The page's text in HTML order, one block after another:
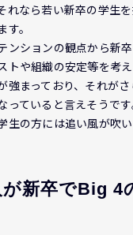
れなら若い新卒の学生
。
ンションの観点から新
トや組織の安定等を考
強まっており、それが
っていると言えそうで
生の方には追い風が吹
新卒でBig 4